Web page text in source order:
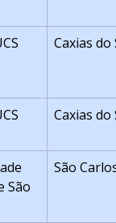
Caxias do
Caxias do
São
São